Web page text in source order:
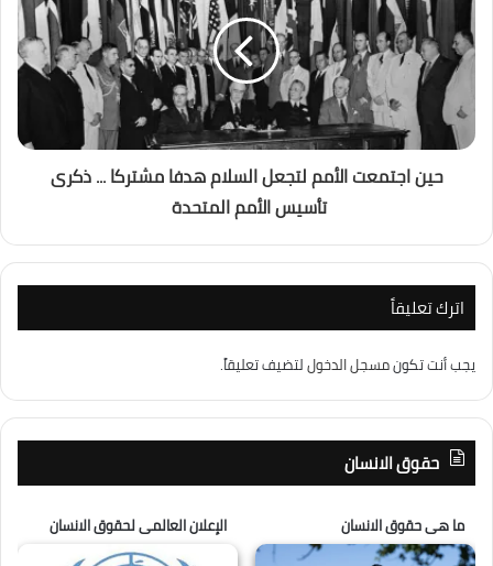
حين اجتمعت الأمم لتجعل السلام هدفا مشتركا ... ذكرى
تأسيس الأمم المتحدة
اترك تعليقاً
يجب أنت تكونمسجل الدخوللتضيف تعليقاً.
حقوق الانسان
ما هى حقوق الانسان الإعلان العالمى لحقوق الانسان